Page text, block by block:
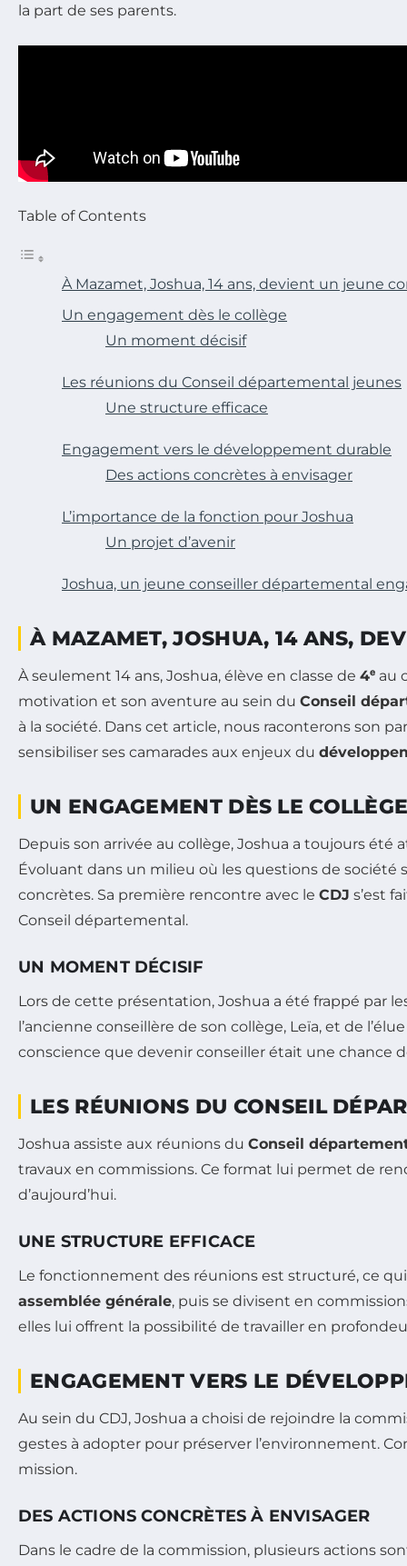
la part de ses parents.
Table of Contents
À Mazamet, Joshua, 14 ans, devient un jeune
Un engagement dès le collège
Un moment décisif
Les réunions du Conseil départemental jeunes
Une structure efficace
Engagement vers le développement durable
Des actions concrètes à envisager
L’importance de la fonction pour Joshua
Un projet d’avenir
Joshua, un jeune conseiller départemental
À MAZAMET, JOSHUA, 14 ANS,
À seulement 14 ans, Joshua, élève en classe de 4ᵉ au
motivation et son aventure au sein du Conseil
à la société. Dans cet article, nous raconterons son
sensibiliser ses camarades aux enjeux du
UN ENGAGEMENT DÈS LE
Depuis son arrivée au collège, Joshua a toujours
Évoluant dans un milieu où les questions de société
concrètes. Sa première rencontre avec le CDJ s’est
Conseil départemental.
UN MOMENT DÉCISIF
Lors de cette présentation, Joshua a été frappé par
l’ancienne conseillère de son collège, Leïa, et de
conscience que devenir conseiller était une chance
LES RÉUNIONS DU CONSEIL
Joshua assiste aux réunions du Conseil
travaux en commissions. Ce format lui permet de
d’aujourd’hui.
UNE STRUCTURE EFFICACE
Le fonctionnement des réunions est structuré, ce qui
assemblée générale, puis se divisent en
elles lui offrent la possibilité de travailler en
ENGAGEMENT VERS LE
Au sein du CDJ, Joshua a choisi de rejoindre la
gestes à adopter pour préserver l’environnement.
mission.
DES ACTIONS CONCRÈTES À ENVISAGER
Dans le cadre de la commission, plusieurs actions